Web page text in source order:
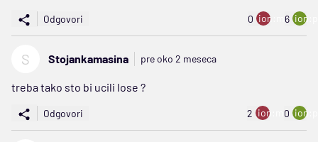
Odgovori 0 ion:minus
6
S Stojankamasina pre oko 2 meseca
treba tako sto bi ucili lose ?
Odgovori 2 ion:minus
0